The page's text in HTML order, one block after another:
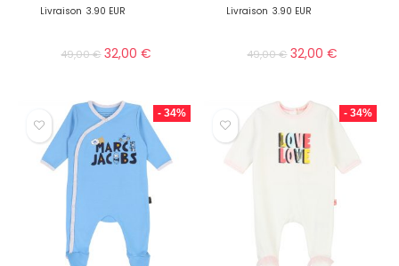
Livraison 3.90 EUR
49,00€ 32,00€
Livraison 3.90 EUR
49,00€ 32,00€
- 34% - 34%